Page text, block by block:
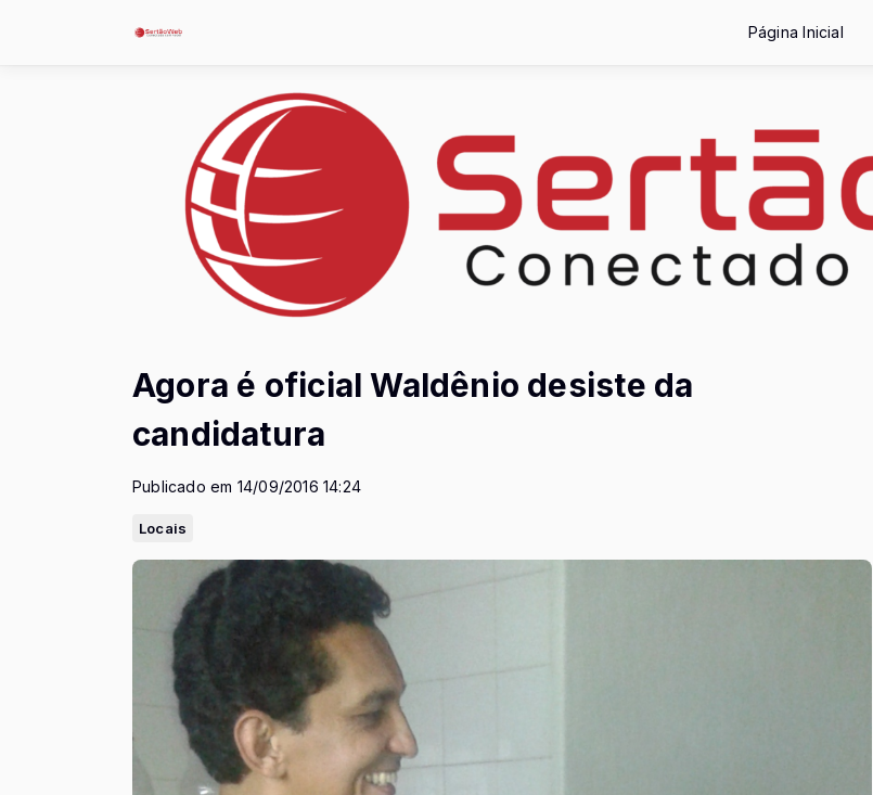
Página Inicial
Agora é oficial Waldênio desiste da
candidatura
Publicado em 14/09/2016 14:24
Locais